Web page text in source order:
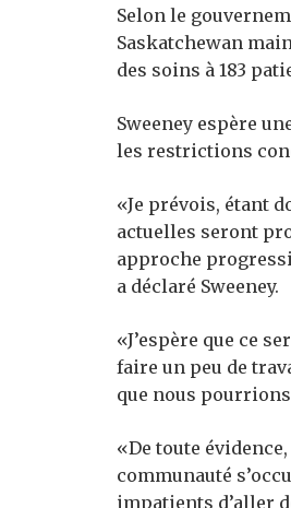
Selon le
Saskatchewan
des soins à 183
Sweeney espère
les restrictions
«Je prévois, étant
actuelles seront
approche
a déclaré Sweeney.
«J’espère que ce
faire un peu de
que nous
«De toute
communauté
impatients d’aller